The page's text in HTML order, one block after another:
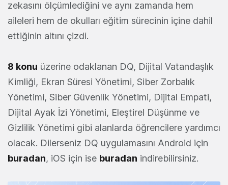
zekasını ölçümlediğini ve aynı zamanda hem
aileleri hem de okulları eğitim sürecinin içine dahil
ettiğinin altını çizdi.
8 konu üzerine odaklanan DQ, Dijital Vatandaşlık
Kimliği, Ekran Süresi Yönetimi, Siber Zorbalık
Yönetimi, Siber Güvenlik Yönetimi, Dijital Empati,
Dijital Ayak İzi Yönetimi, Eleştirel Düşünme ve
Gizlilik Yönetimi gibi alanlarda öğrencilere yardımcı
olacak. Dilerseniz DQ uygulamasını Android için
buradan, iOS için ise buradan indirebilirsiniz.